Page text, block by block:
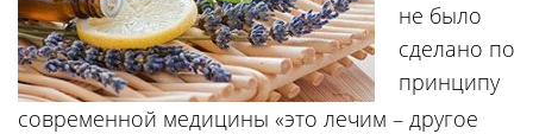
не было
сделано по
принципу
современной медицины «это лечим – другое